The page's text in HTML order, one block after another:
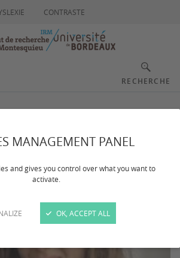
MANAGEMENT PANEL
and gives you control over what you want to
activate.
OK, ACCEPT ALL
CONTRASTE
RECHERCHE